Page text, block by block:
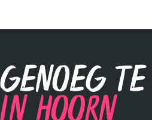
Genoeg
in Hoorn